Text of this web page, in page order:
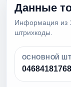
Данные
Информация из
штрихкоды.
ОСНОВНОЙ